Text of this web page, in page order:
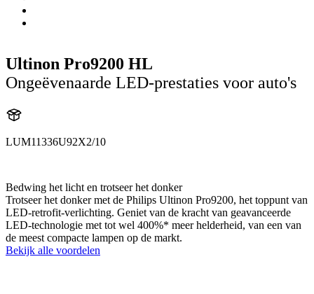
Ultinon Pro9200 HL
Ongeëvenaarde LED-prestaties voor auto's
LUM11336U92X2/10
Bedwing het licht en trotseer het donker
Trotseer het donker met de Philips Ultinon Pro9200, het toppunt van
LED-retrofit-verlichting. Geniet van de kracht van geavanceerde
LED-technologie met tot wel 400%* meer helderheid, van een van
de meest compacte lampen op de markt.
Bekijk alle voordelen